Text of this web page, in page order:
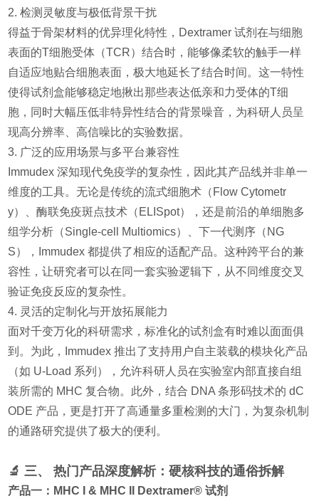
2. 检测灵敏度与极低背景干扰
得益于骨架材料的优异理化特性，Dextramer 试剂在与细胞
表面的T细胞受体（TCR）结合时，能够像柔软的触手一样
自适应地贴合细胞表面，极大地延长了结合时间。这一特性
使得试剂盒能够稳定地揪出那些表达低亲和力受体的T细
胞，同时大幅压低非特异性结合的背景噪音，为科研人员呈
现高分辨率、高信噪比的实验数据。
3. 广泛的应用场景与多平台兼容性
Immudex 深知现代免疫学的复杂性，因此其产品线并非单一
维度的工具。无论是传统的流式细胞术（Flow Cytometr
y）、酶联免疫斑点技术（ELISpot），还是前沿的单细胞多
组学分析（Single-cell Multiomics）、下一代测序（NG
S），Immudex 都提供了相应的适配产品。这种跨平台的兼
容性，让研究者可以在同一套实验逻辑下，从不同维度交叉
验证免疫反应的复杂性。
4. 灵活的定制化与开放拓展能力
面对千变万化的科研需求，标准化的试剂盒有时难以面面俱
到。为此，Immudex 推出了支持用户自主装载的模块化产品
（如 U-Load 系列），允许科研人员在实验室内部直接自组
装所需的 MHC 复合物。此外，结合 DNA 条形码技术的 dC
ODE 产品，更是打开了高通量多重检测的大门，为复杂机制
的通路研究提供了极大的便利。
🔬 三、 热门产品深度解析：硬核科技的通俗拆解
产品一：MHC I & MHC II Dextramer® 试剂